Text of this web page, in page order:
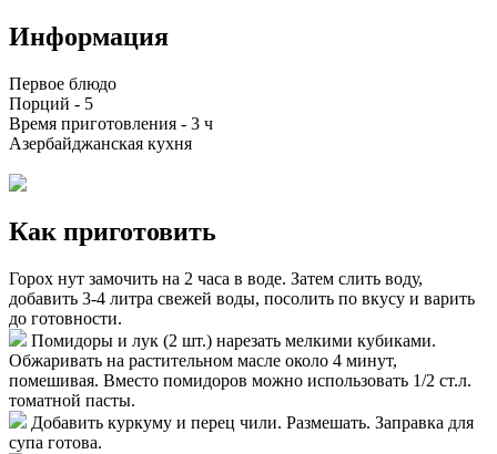
Информация
Первое блюдо
Порций - 5
Время приготовления - 3 ч
Азербайджанская кухня
Как приготовить
Горох нут замочить на 2 часа в воде. Затем слить воду,
добавить 3-4 литра свежей воды, посолить по вкусу и варить
до готовности.
Помидоры и лук (2 шт.) нарезать мелкими кубиками.
Обжаривать на растительном масле около 4 минут,
помешивая. Вместо помидоров можно использовать 1/2 ст.л.
томатной пасты.
Добавить куркуму и перец чили. Размешать. Заправка для
супа готова.